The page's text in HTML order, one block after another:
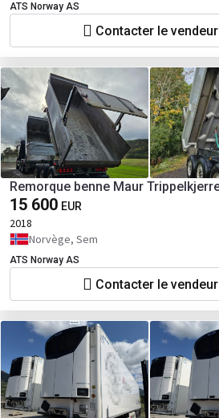
ATS Norway AS
Contacter le vendeur
15 600 EUR
2018
Norvège, Sem
ATS Norway AS
Contacter le vendeur